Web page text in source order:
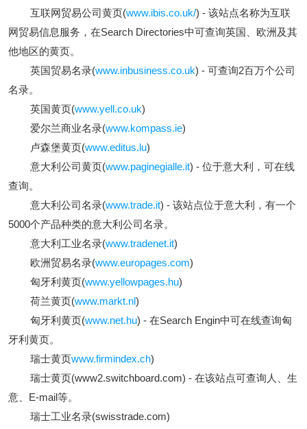
互联网贸易公司黄页(www.ibis.co.uk/) - 该站点名称为互联
网贸易信息服务，在Search Directories中可查询英国、欧洲及其
他地区的黄页。
英国贸易名录(www.inbusiness.co.uk) - 可查询2百万个公司
名录。
英国黄页(www.yell.co.uk)
爱尔兰商业名录(www.kompass.ie)
卢森堡黄页(www.editus.lu)
意大利公司黄页(www.paginegialle.it) - 位于意大利，可在线
查询。
意大利公司名录(www.trade.it) - 该站点位于意大利，有一个
5000个产品种类的意大利公司名录。
意大利工业名录(www.tradenet.it)
欧洲贸易名录(www.europages.com)
匈牙利黄页(www.yellowpages.hu)
荷兰黄页(www.markt.nl)
匈牙利黄页(www.net.hu) - 在Search Engin中可在线查询匈
牙利黄页。
瑞士黄页www.firmindex.ch)
瑞士黄页(www2.switchboard.com) - 在该站点可查询人、生
意、E-mail等。
瑞士工业名录(swisstrade.com)